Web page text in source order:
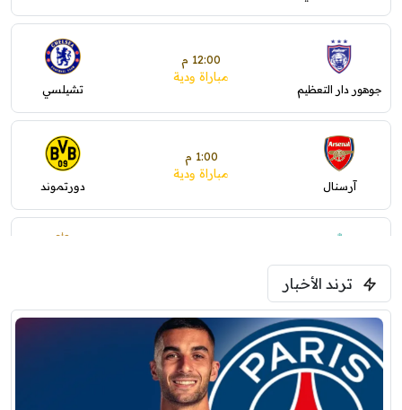
جوهور دار التعظيم
12:00 م
مباراة ودية
تشيلسي
آرسنال
1:00 م
مباراة ودية
دورتموند
ليفربول
ترند الأخبار